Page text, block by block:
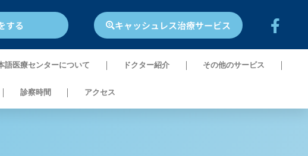
する キャッシュレス治療サービス
語医療センターについて ドクター紹介​ その他のサービス
診察時間 アクセス